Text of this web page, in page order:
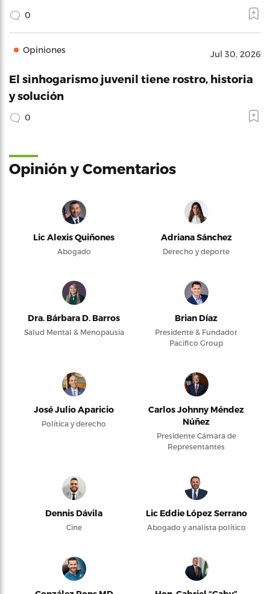
0
Opiniones Jul 30, 2026
El sinhogarismo juvenil tiene rostro, historia
y solución
0
Opinión y Comentarios
Lic Alexis Quiñones
Abogado
Adriana Sánchez
Derecho y deporte
Dra. Bárbara D. Barros
Salud Mental & Menopausia
Brian Díaz
Presidente & Fundador
Pacifico Group
José Julio Aparicio
Política y derecho
Carlos Johnny Méndez
Núñez
Presidente Cámara de
Representantes
Dennis Dávila
Cine
Lic Eddie López Serrano
Abogado y analista político